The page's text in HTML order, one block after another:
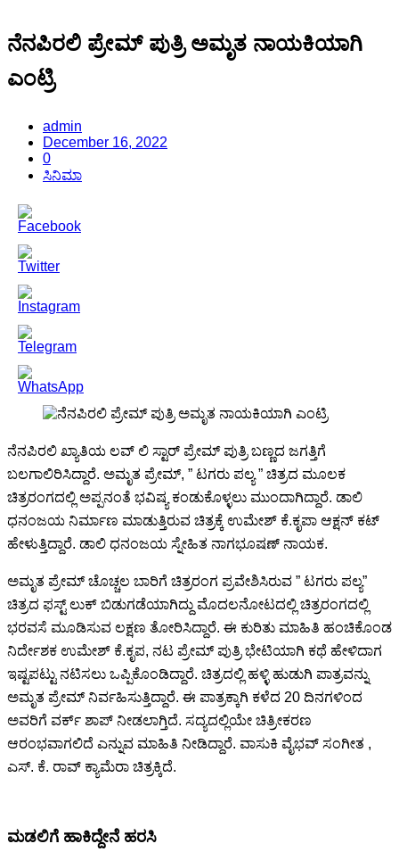
ನೆನಪಿರಲಿ ಪ್ರೇಮ್ ಪುತ್ರಿ ಅಮೃತ ನಾಯಕಿಯಾಗಿ
ಎಂಟ್ರಿ
admin
December 16, 2022
0
ಸಿನಿಮಾ
ನೆನಪಿರಲಿ ಖ್ಯಾತಿಯ ಲವ್ ಲಿ ಸ್ಟಾರ್ ಪ್ರೇಮ್ ಪುತ್ರಿ ಬಣ್ಣದ ಜಗತ್ತಿಗೆ
ಬಲಗಾಲಿರಿಸಿದ್ದಾರೆ. ಅಮೃತ ಪ್ರೇಮ್, ” ಟಗರು ಪಲ್ಯ ” ಚಿತ್ರದ ಮೂಲಕ
ಚಿತ್ರರಂಗದಲ್ಲಿ ಅಪ್ಪನಂತೆ ಭವಿಷ್ಯ ಕಂಡುಕೊಳ್ಳಲು ಮುಂದಾಗಿದ್ದಾರೆ. ಡಾಲಿ
ಧನಂಜಯ ನಿರ್ಮಾಣ ಮಾಡುತ್ತಿರುವ ಚಿತ್ರಕ್ಕೆ ಉಮೇಶ್ ಕೆ.ಕೃಪಾ ಆಕ್ಷನ್ ಕಟ್
ಹೇಳುತ್ತಿದ್ದಾರೆ. ಡಾಲಿ ಧನಂಜಯ ಸ್ನೇಹಿತ ನಾಗಭೂಷಣ್ ನಾಯಕ.
ಅಮೃತ ಪ್ರೇಮ್ ಚೊಚ್ಚಲ ಬಾರಿಗೆ ಚಿತ್ರರಂಗ ಪ್ರವೇಶಿಸಿರುವ ” ಟಗರು ಪಲ್ಯ”
ಚಿತ್ರದ ಫಸ್ಟ್ ಲುಕ್ ಬಿಡುಗಡೆಯಾಗಿದ್ದು ಮೊದಲ‌ನೋಟದಲ್ಲಿ ಚಿತ್ರರಂಗದಲ್ಲಿ
ಭರವಸೆ ಮೂಡಿಸುವ ಲಕ್ಷಣ ತೋರಿಸಿದ್ದಾರೆ. ಈ ಕುರಿತು ಮಾಹಿತಿ ಹಂಚಿಕೊಂಡ
ನಿರ್ದೇಶಕ ಉಮೇಶ್ ಕೆ.ಕೃಪ, ನಟ ಪ್ರೇಮ್ ಪುತ್ರಿ ಭೇಟಿಯಾಗಿ ಕಥೆ ಹೇಳಿದಾಗ
ಇಷ್ಟಪಟ್ಟು ನಟಿಸಲು ಒಪ್ಪಿಕೊಂಡಿದ್ದಾರೆ. ಚಿತ್ರದಲ್ಲಿ ಹಳ್ಳಿ ಹುಡುಗಿ ಪಾತ್ರವನ್ನು
ಅಮೃತ ಪ್ರೇಮ್ ನಿರ್ವಹಿಸುತ್ತಿದ್ದಾರೆ. ಈ ಪಾತ್ರಕ್ಕಾಗಿ ಕಳೆದ 20 ದಿನಗಳಿಂದ
ಅವರಿಗೆ ವರ್ಕ್ ಶಾಪ್ ನೀಡಲಾಗ್ತಿದೆ. ಸದ್ಯದಲ್ಲಿಯೇ ಚಿತ್ರೀಕರಣ
ಆರಂಭವಾಗಲಿದೆ ಎನ್ನುವ ಮಾಹಿತಿ ನೀಡಿದ್ದಾರೆ. ವಾಸುಕಿ ವೈಭವ್ ಸಂಗೀತ ,
ಎಸ್. ಕೆ. ರಾವ್ ಕ್ಯಾಮೆರಾ ಚಿತ್ರಕ್ಕಿದೆ.
ಮಡಲಿಗೆ ಹಾಕಿದ್ದೇನೆ ಹರಸಿ